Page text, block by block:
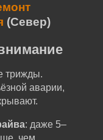
(Север)
трижды.
аварии,
: даже 5–